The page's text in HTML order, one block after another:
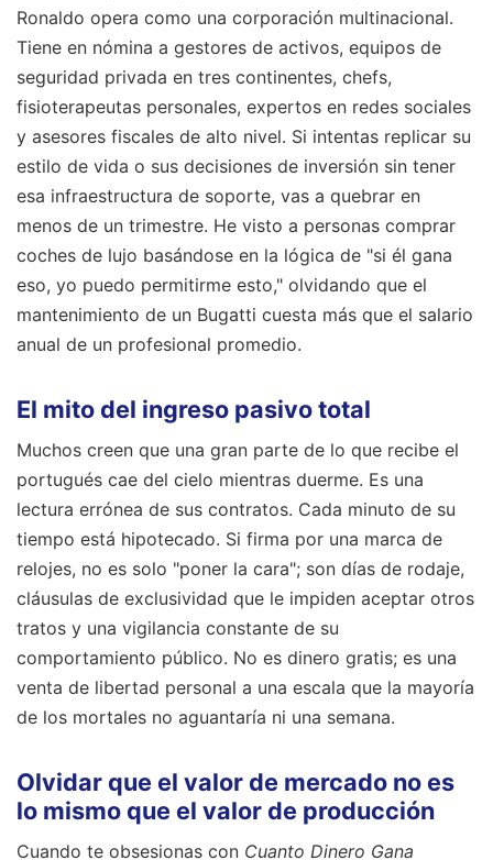
Ronaldo opera como una corporación multinacional.
Tiene en nómina a gestores de activos, equipos de
seguridad privada en tres continentes, chefs,
fisioterapeutas personales, expertos en redes sociales
y asesores fiscales de alto nivel. Si intentas replicar su
estilo de vida o sus decisiones de inversión sin tener
esa infraestructura de soporte, vas a quebrar en
menos de un trimestre. He visto a personas comprar
coches de lujo basándose en la lógica de "si él gana
eso, yo puedo permitirme esto," olvidando que el
mantenimiento de un Bugatti cuesta más que el salario
anual de un profesional promedio.
El mito del ingreso pasivo total
Muchos creen que una gran parte de lo que recibe el
portugués cae del cielo mientras duerme. Es una
lectura errónea de sus contratos. Cada minuto de su
tiempo está hipotecado. Si firma por una marca de
relojes, no es solo "poner la cara"; son días de rodaje,
cláusulas de exclusividad que le impiden aceptar otros
tratos y una vigilancia constante de su
comportamiento público. No es dinero gratis; es una
venta de libertad personal a una escala que la mayoría
de los mortales no aguantaría ni una semana.
Olvidar que el valor de mercado no es
lo mismo que el valor de producción
Cuando te obsesionas con Cuanto Dinero Gana